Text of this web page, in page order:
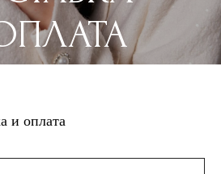
и оплата